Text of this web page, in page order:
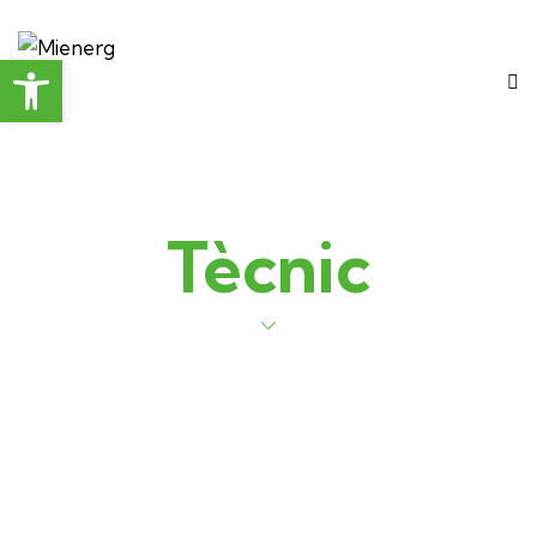
Tècnic
Obre la barra d'eines